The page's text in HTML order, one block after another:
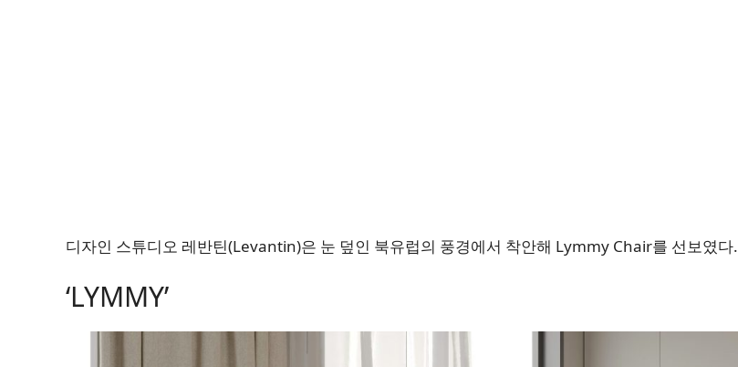
디자인 스튜디오 레반틴(Levantin)은 눈 덮인 북유럽의 풍경에서 착안해 Lymmy Chair를 선보였다.
‘LYMMY’